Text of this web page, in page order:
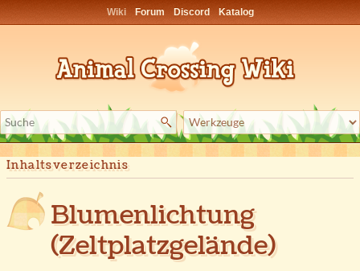
Wiki Forum Discord Katalog
Inhaltsverzeichnis
Blumenlichtung
(Zeltplatzgelände)